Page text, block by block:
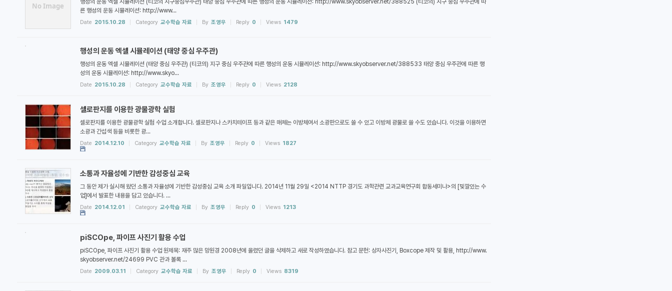
No Image
행성의 운동 엑셀 시뮬레이션 (티코의 지구중심우주관) 태양 중심 우주관에 따른 행성의 운동 시뮬레이션: http://www.skyobserver.net/388525 (티코의) 지구 중심 우주관에 따
른 행성의 운동 시뮬레이션: http://www...
Date 2015.10.28 Category 교수학습 자료 By 조영우 Reply 0 Views 1479
행성의 운동 엑셀 시뮬레이션 (태양 중심 우주관)
행성의 운동 엑셀 시뮬레이션 (태양 중심 우주관) (티코의) 지구 중심 우주관에 따른 행성의 운동 시뮬레이션: http://www.skyobserver.net/388533 태양 중심 우주관에 따른 행
성의 운동 시뮬레이션: http://www.skyo...
Date 2015.10.28 Category 교수학습 자료 By 조영우 Reply 0 Views 2128
셀로판지를 이용한 광물광학 실험
셀로판지를 이용한 광물광학 실험 수업 소개합니다. 셀로판지나 스카치테이프 등과 같은 매체는 이방체여서 소광판으로도 쓸 수 있고 이방체 광물로 쓸 수도 있습니다. 이것을 이용하면
소광과 간섭색 등을 비롯한 광...
Date 2014.12.10 Category 교수학습 자료 By 조영우 Reply 0 Views 1827
소통과 자율성에 기반한 감성중심 교육
그 동안 제가 실시해 왔던 소통과 자율성에 기반한 감성중심 교육 소개 파일입니다. 2014년 11월 29일 <2014 NTTP 경기도 과학관련 교과교육연구회 합동세미나>의 [빛깔있는 수
업]에서 발표한 내용을 담고 있습니다. ...
Date 2014.12.01 Category 교수학습 자료 By 조영우 Reply 0 Views 1213
piSCOpe, 파이프 사진기 활용 수업
piSCOpe, 파이프 사진기 활용 수업 원제목: 재주 많은 망원경 2008년에 올렸던 글을 삭제하고 새로 작성하였습니다. 참고 문헌: 상자사진기, Boxcope 제작 및 활용, http://www.
skyobserver.net/24699 PVC 관과 볼록 ...
Date 2009.03.11 Category 교수학습 자료 By 조영우 Reply 0 Views 8319